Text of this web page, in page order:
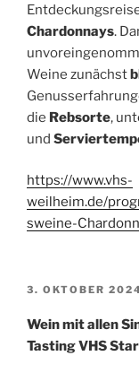
Chardonnays.
Weine zunächst
die Rebsorte,
und
https://www.vhs-
weilheim.de/
sweine-
3. OKTOBER
Wein mit allen
Tasting VHS